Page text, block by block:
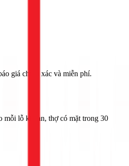
giá chính xác và miễn phí.
mỗi lỗ khoan, thợ có mặt trong 30